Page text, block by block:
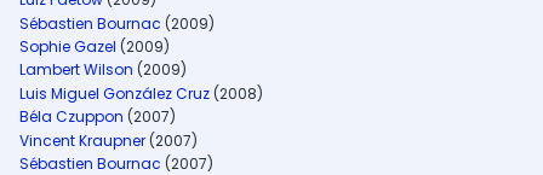
Sébastien Bournac (2009)
Sophie Gazel (2009)
Lambert Wilson (2009)
Luis Miguel González Cruz (2008)
Béla Czuppon (2007)
Vincent Kraupner (2007)
Sébastien Bournac (2007)